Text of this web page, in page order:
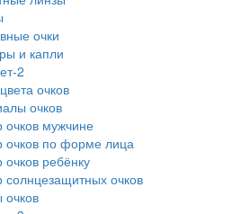
очки
и капли
2
очков
очков
очков мужчине
очков по форме лица
очков ребёнку
солнцезащитных очков